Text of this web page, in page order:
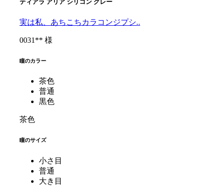
ティアラ アリア シリコン グレー
実は私、あちこちカラコンジプシ..
0031** 様
瞳のカラー
茶色
普通
黒色
茶色
瞳のサイズ
小さ目
普通
大き目